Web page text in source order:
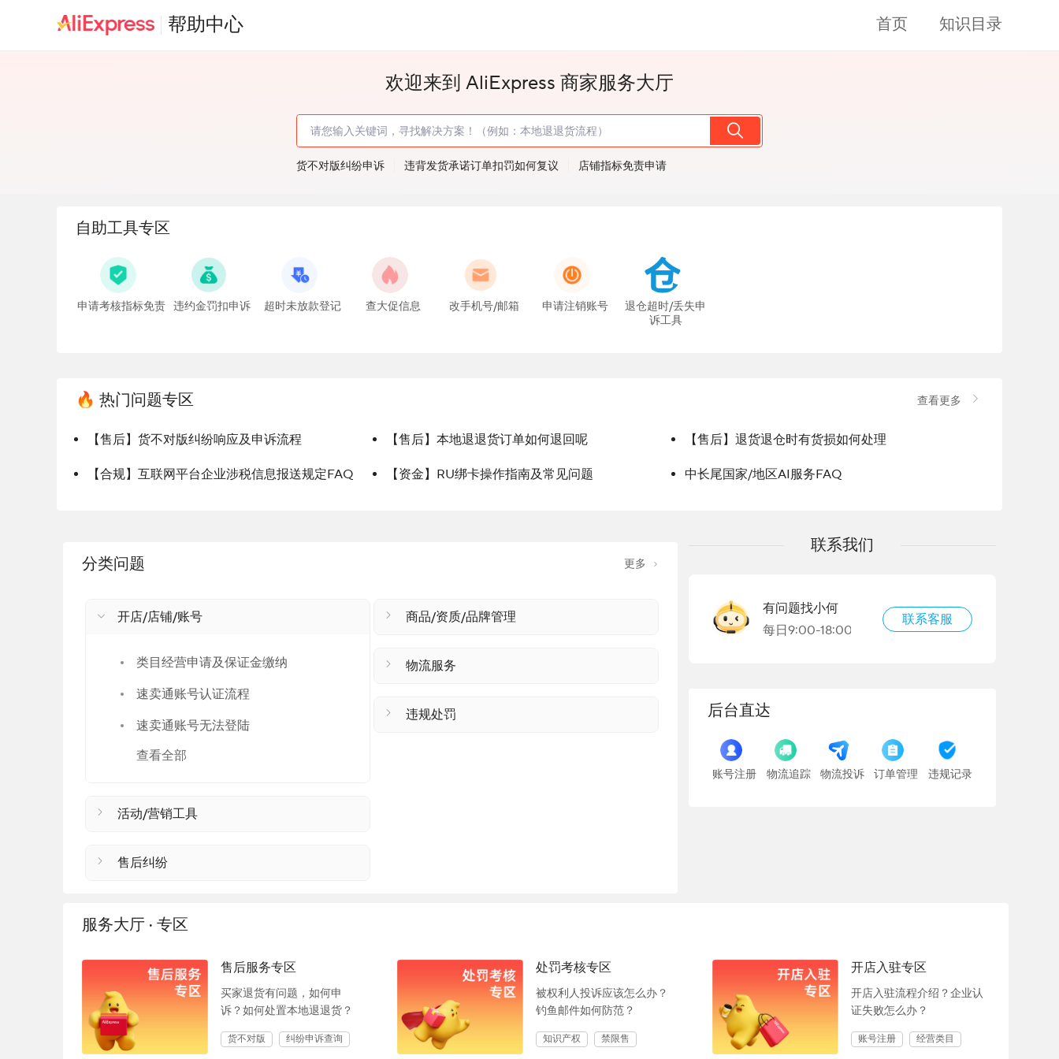
帮助中心 首页 知识目录
欢迎来到 AliExpress 商家服务大厅
货不对版纠纷申诉 违背发货承诺订单扣罚如何复议 店铺指标免责申请
自助工具专区
申请考核指标免责 违约金罚扣申诉 超时未放款登记 查大促信息 改手机号/邮箱 申请注销账号
退仓超时/丢失申
诉工具
🔥 热门问题专区 查看更多
【售后】货不对版纠纷响应及申诉流程 【售后】本地退退货订单如何退回呢 【售后】退货退仓时有货损如何处理
【合规】互联网平台企业涉税信息报送规定FAQ 【资金】RU绑卡操作指南及常见问题 中长尾国家/地区AI服务FAQ
分类问题 更多
开店/店铺/账号
类目经营申请及保证金缴纳
速卖通账号认证流程
速卖通账号无法登陆
查看全部
活动/营销工具
售后纠纷
商品/资质/品牌管理
物流服务
违规处罚
服务大厅 · 专区
售后服务专区
买家退货有问题，如何申
诉？如何处置本地退退货？
货不对版 纠纷申诉查询
处罚考核专区
被权利人投诉应该怎么办？
钓鱼邮件如何防范？
知识产权 禁限售
开店入驻专区
开店入驻流程介绍？企业认
证失败怎么办？
账号注册 经营类目
联系我们
有问题找小何
每日9:00-18:00
联系客服
后台直达
账号注册 物流追踪 物流投诉 订单管理 违规记录